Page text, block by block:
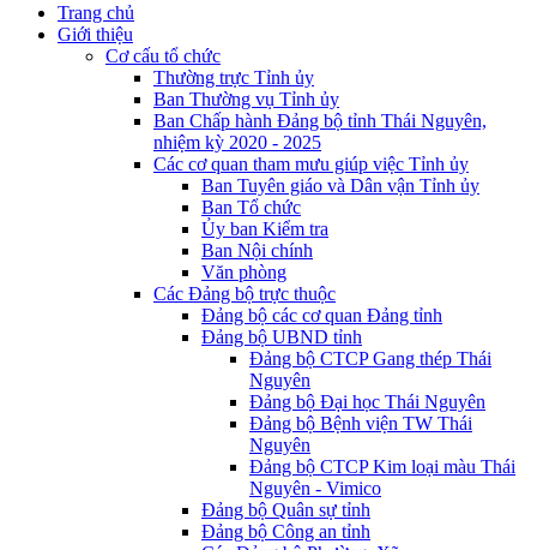
Trang chủ
Giới thiệu
Cơ cấu tổ chức
Thường trực Tỉnh ủy
Ban Thường vụ Tỉnh ủy
Ban Chấp hành Đảng bộ tỉnh Thái Nguyên,
nhiệm kỳ 2020 - 2025
Các cơ quan tham mưu giúp việc Tỉnh ủy
Ban Tuyên giáo và Dân vận Tỉnh ủy
Ban Tổ chức
Ủy ban Kiểm tra
Ban Nội chính
Văn phòng
Các Đảng bộ trực thuộc
Đảng bộ các cơ quan Đảng tỉnh
Đảng bộ UBND tỉnh
Đảng bộ CTCP Gang thép Thái
Nguyên
Đảng bộ Đại học Thái Nguyên
Đảng bộ Bệnh viện TW Thái
Nguyên
Đảng bộ CTCP Kim loại màu Thái
Nguyên - Vimico
Đảng bộ Quân sự tỉnh
Đảng bộ Công an tỉnh